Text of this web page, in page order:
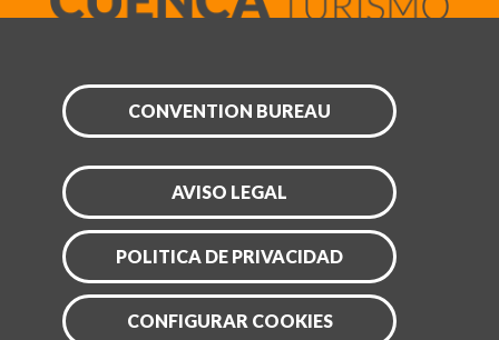
CONVENTION BUREAU
AVISO LEGAL
POLITICA DE PRIVACIDAD
CONFIGURAR COOKIES